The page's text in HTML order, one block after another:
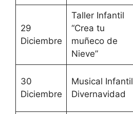
29
Diciembre
Taller Infantil
“Crea tu
muñeco de
Nieve”
30
Diciembre
Musical Infantil
Divernavidad